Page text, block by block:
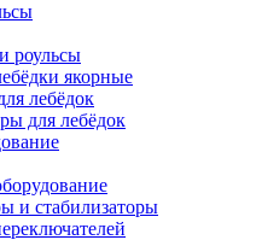
роульсы
якорные
лебёдок
для лебёдок
и стабилизаторы